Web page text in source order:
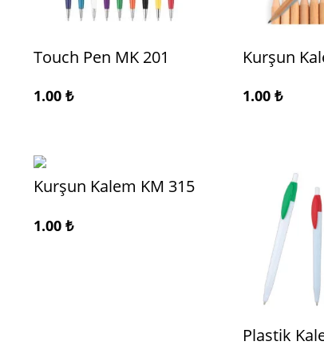
Touch Pen MK 201
1.00 ₺
Kurşun
1.00 ₺
Kurşun Kalem KM 315
1.00 ₺
Plastik